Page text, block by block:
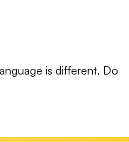
is different. Do